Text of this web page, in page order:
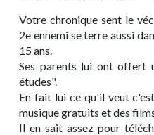
Votre chronique sent le
2e ennemi se terre aussi
15 ans.
Ses parents lui ont offert
études".
En fait lui ce qu'il veut
musique gratuits et des
Il en sait assez pour